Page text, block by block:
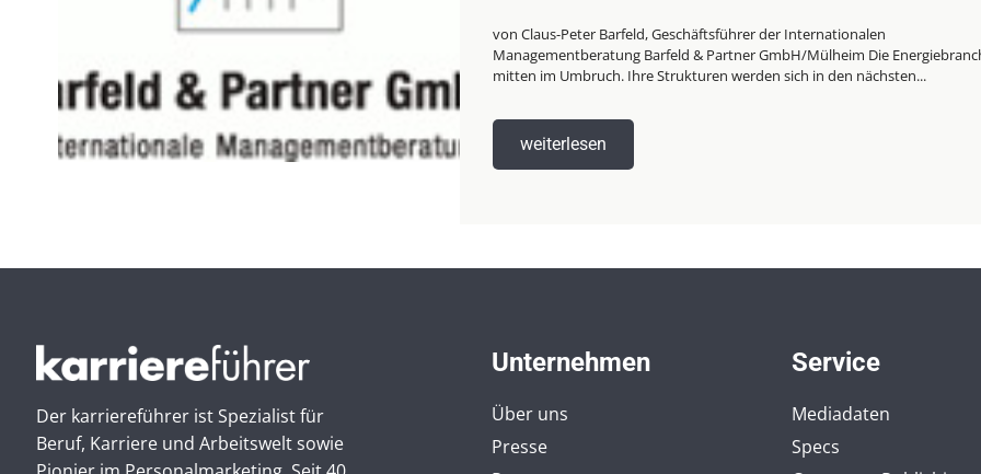
von Claus-Peter Barfeld, Geschäftsführer der Internationalen
Managementberatung Barfeld & Partner GmbH/Mülheim Die Energiebranche ist
mitten im Umbruch. Ihre Strukturen werden sich in den nächsten...
weiterlesen
Der karriereführer ist Spezialist für
Beruf, Karriere und Arbeitswelt sowie
Unternehmen
Über uns
Presse
Service
Mediadaten
Specs